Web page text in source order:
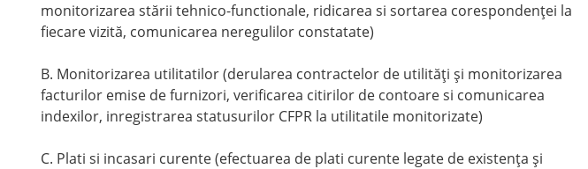
monitorizarea stării tehnico-functionale, ridicarea si sortarea corespondenţei la
fiecare vizită, comunicarea neregulilor constatate)
B. Monitorizarea utilitatilor (derularea contractelor de utilităţi şi monitorizarea
facturilor emise de furnizori, verificarea citirilor de contoare si comunicarea
indexilor, inregistrarea statusurilor CFPR la utilitatile monitorizate)
C. Plati si incasari curente (efectuarea de plati curente legate de existenţa şi